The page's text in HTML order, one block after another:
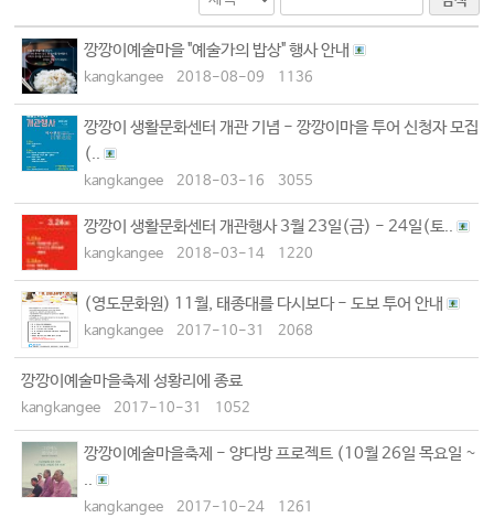
깡깡이예술마을 "예술가의 밥상" 행사 안내
kangkangee 2018-08-09 1136
깡깡이 생활문화센터 개관 기념 - 깡깡이마을 투어 신청자 모집
(..
kangkangee 2018-03-16 3055
깡깡이 생활문화센터 개관행사 3월 23일(금) - 24일(토..
kangkangee 2018-03-14 1220
(영도문화원) 11월, 태종대를 다시보다 - 도보 투어 안내
kangkangee 2017-10-31 2068
깡깡이예술마을축제 성황리에 종료
kangkangee 2017-10-31 1052
깡깡이예술마을축제 - 양다방 프로젝트 (10월 26일 목요일 ~
..
kangkangee 2017-10-24 1261